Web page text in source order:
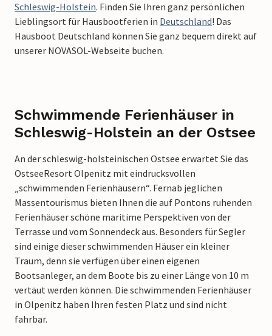
Schleswig-Holstein. Finden Sie Ihren ganz persönlichen
Lieblingsort für Hausbootferien in Deutschland! Das
Hausboot Deutschland können Sie ganz bequem direkt auf
unserer NOVASOL-Webseite buchen.
Schwimmende Ferienhäuser in
Schleswig-Holstein an der Ostsee
An der schleswig-holsteinischen Ostsee erwartet Sie das
OstseeResort Olpenitz mit eindrucksvollen
„schwimmenden Ferienhäusern“. Fernab jeglichen
Massentourismus bieten Ihnen die auf Pontons ruhenden
Ferienhäuser schöne maritime Perspektiven von der
Terrasse und vom Sonnendeck aus. Besonders für Segler
sind einige dieser schwimmenden Häuser ein kleiner
Traum, denn sie verfügen über einen eigenen
Bootsanleger, an dem Boote bis zu einer Länge von 10 m
vertäut werden können. Die schwimmenden Ferienhäuser
in Olpenitz haben Ihren festen Platz und sind nicht
fahrbar.